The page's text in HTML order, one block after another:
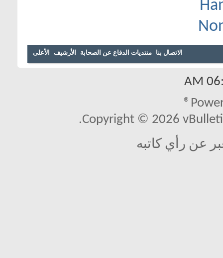
الاتصال بنا منتديات الدفاع عن الصحابة الأرشيف الأعلى
Copyright © 2026
عن رأي كاتبه